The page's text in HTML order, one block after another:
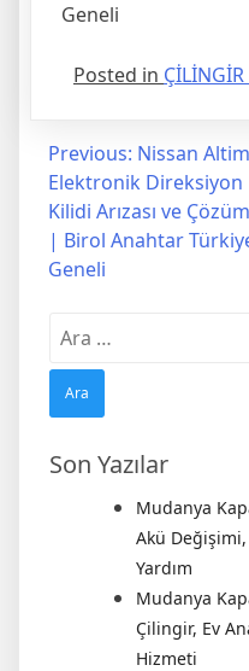
Geneli
Posted in
Yazı
gezinmesi
Previous: Nissan
Elektronik Direksiyon
Kilidi Arızası ve
| Birol Anahtar
Geneli
Arama:
Son Yazılar
Mudanya
Akü
Yardım
Mudanya
Çilingir, Ev
Hizmeti